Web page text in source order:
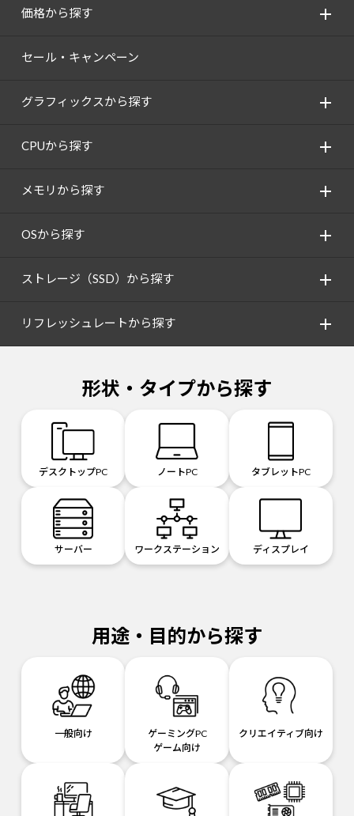
価格から探す
セール・キャンペーン
グラフィックスから探す
CPUから探す
メモリから探す
OSから探す
ストレージ（SSD）から探す
リフレッシュレートから探す
形状・タイプから探す
デスクトップPC ノートPC タブレットPC
サーバー ワークステーション ディスプレイ
用途・目的から探す
一般向け
ゲーミングPC
ゲーム向け
クリエイティブ向け